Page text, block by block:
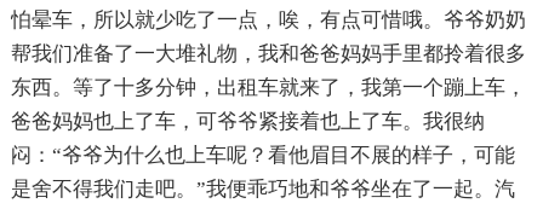
怕晕车，所以就少吃了一点，唉，有点可惜哦。爷爷奶奶
帮我们准备了一大堆礼物，我和爸爸妈妈手里都拎着很多
东西。等了十多分钟，出租车就来了，我第一个蹦上车，
爸爸妈妈也上了车，可爷爷紧接着也上了车。我很纳
闷：“爷爷为什么也上车呢？看他眉目不展的样子，可能
是舍不得我们走吧。”我便乖巧地和爷爷坐在了一起。汽